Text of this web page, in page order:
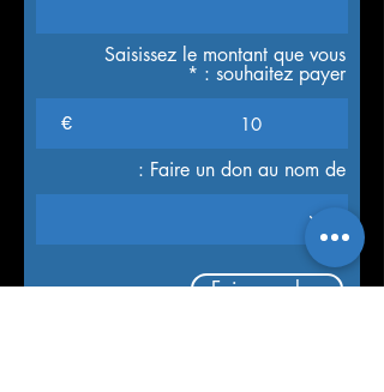
Saisissez le montant que vous
souhaitez payer :
€
Faire un don au nom de :
Faire un don